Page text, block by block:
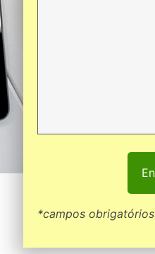
*campos obrigatórios